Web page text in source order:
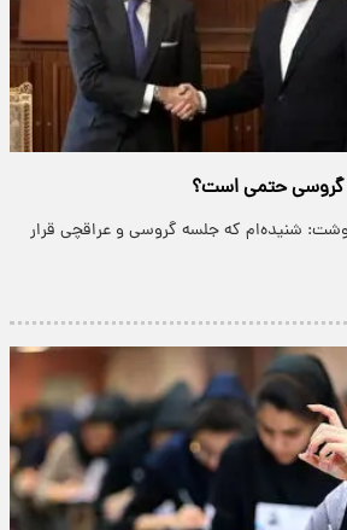
گروسی حتمی است؟
نوشت: شنیده‌ام که جلسه گروسی و عراقچی قرار